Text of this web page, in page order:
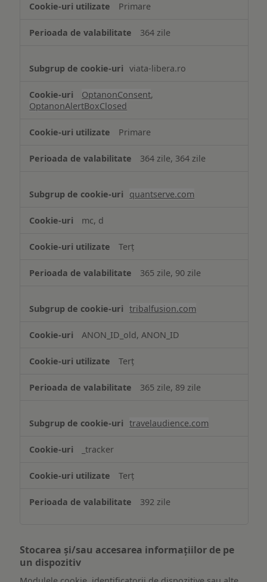
necesare
Primare
364 zile
viata-libera.ro
OptanonConsent,
OptanonAlertBoxClosed
Primare
364 zile, 364 zile
quantserve.com
mc, d
Terț
365 zile, 90 zile
tribalfusion.com
ANON_ID_old, ANON_ID
Terț
365 zile, 89 zile
travelaudience.com
_tracker
Terț
392 zile
Stocarea și/sau accesarea informațiilor de pe
un dispozitiv